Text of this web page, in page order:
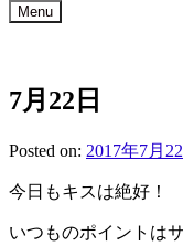
Menu
7月22日
Posted on: 2017年7月
今日もキスは絶好！
いつものポイントは